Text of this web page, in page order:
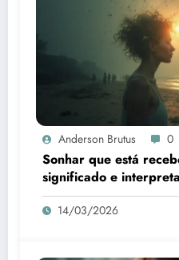
Anderson Brutus 0
Sonhar que está
significado e
14/03/2026